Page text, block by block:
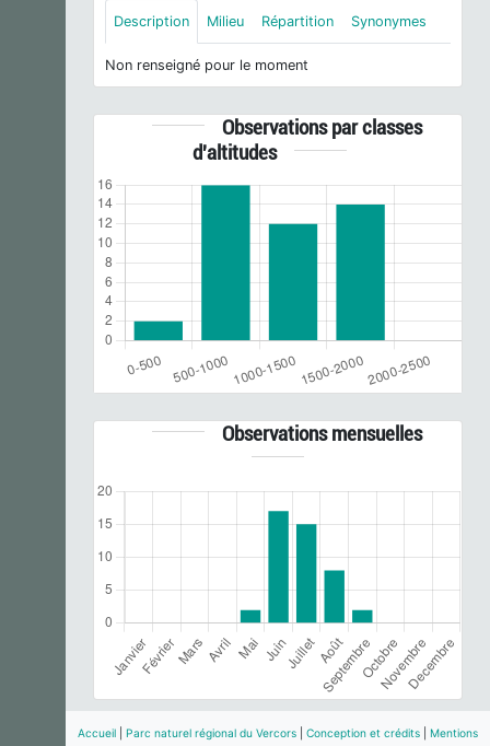
Description Milieu Répartition Synonymes
Non renseigné pour le moment
Observations par classes
d'altitudes
Observations mensuelles
Accueil Parc naturel régional du Vercors Conception et crédits Mentions